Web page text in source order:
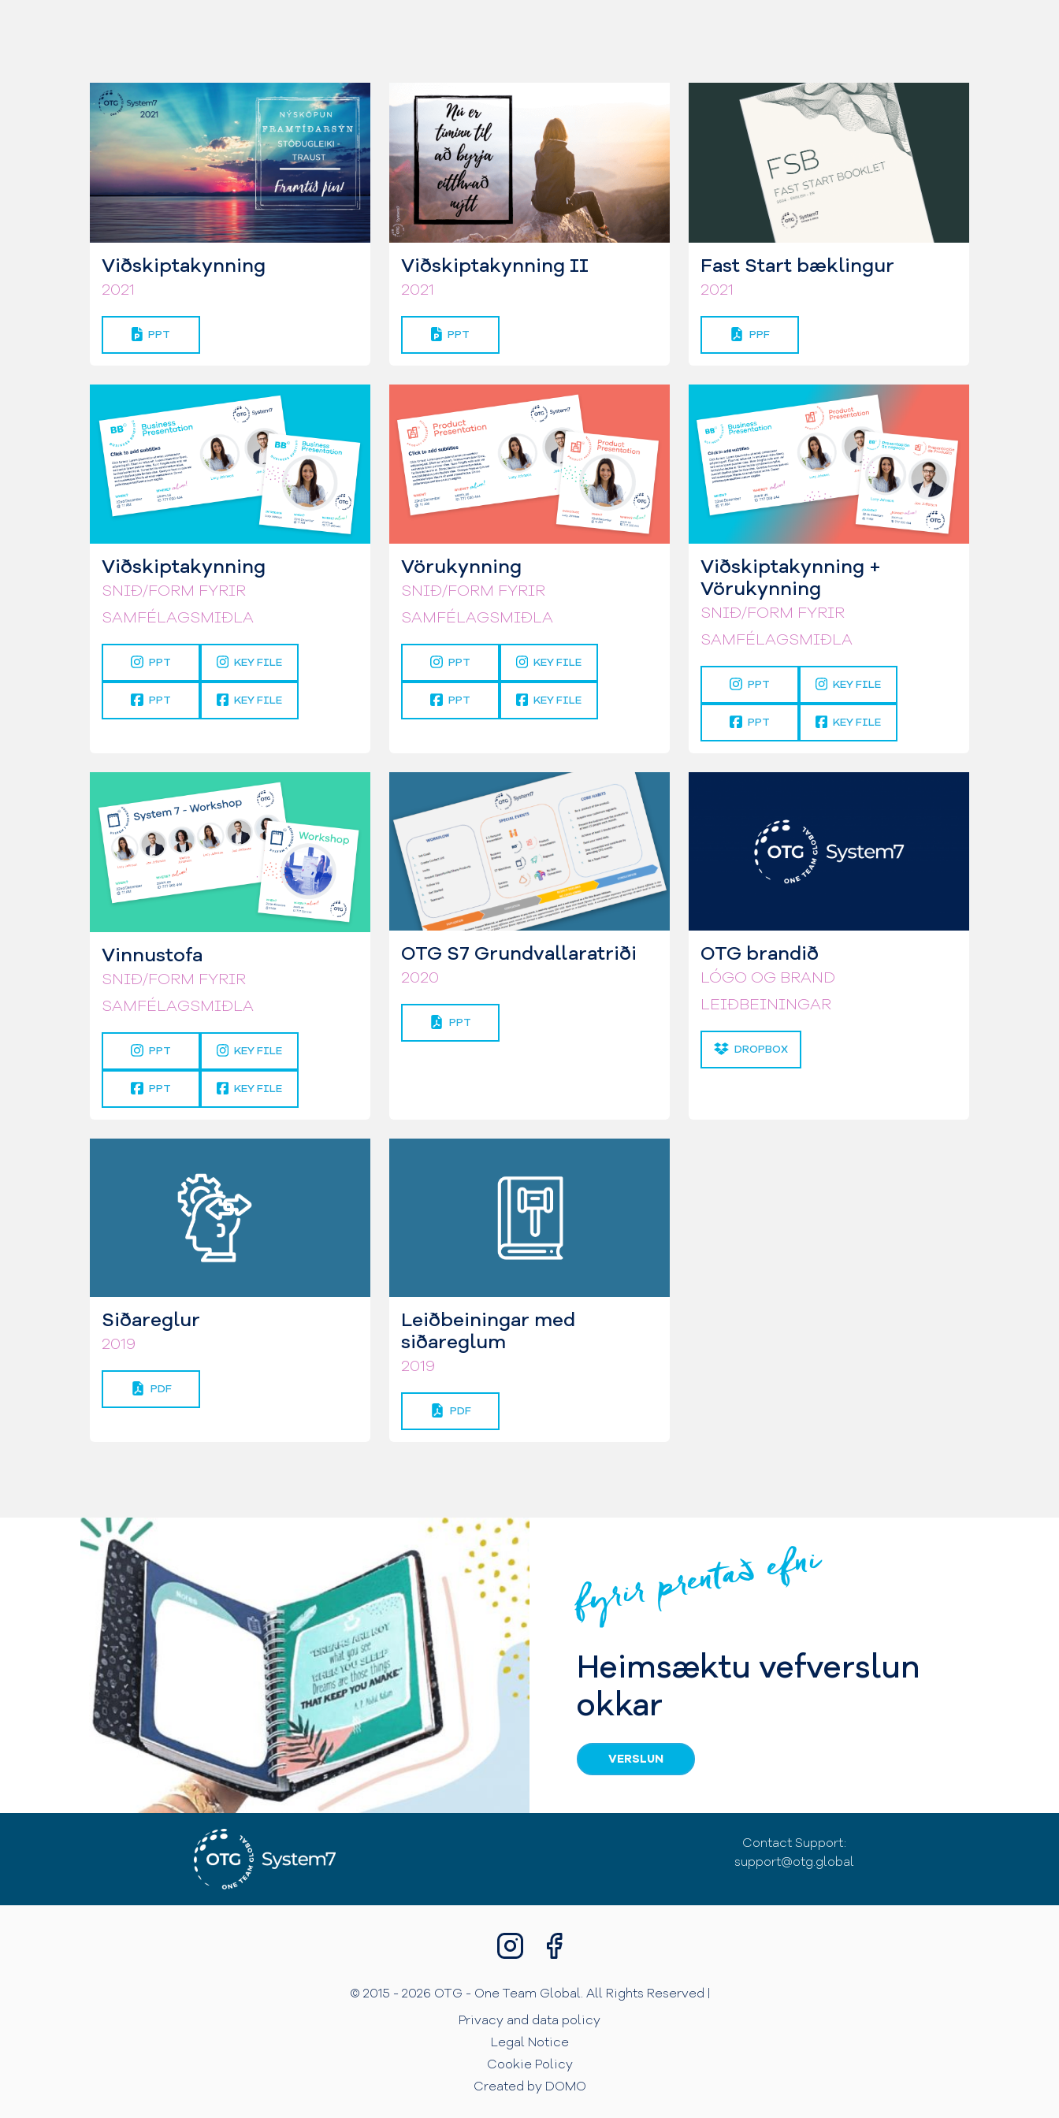
Viðskiptakynning
2021
PPT
Viðskiptakynning II
2021
PPT
Fast Start bæklingur
2021
PPF
Viðskiptakynning
SNIÐ/FORM FYRIR
SAMFÉLAGSMIÐLA
PPT KEY FILE
PPT KEY FILE
Vörukynning
SNIÐ/FORM FYRIR
SAMFÉLAGSMIÐLA
PPT KEY FILE
PPT KEY FILE
Viðskiptakynning +
Vörukynning
SNIÐ/FORM FYRIR
SAMFÉLAGSMIÐLA
PPT KEY FILE
PPT KEY FILE
Vinnustofa
SNIÐ/FORM FYRIR
SAMFÉLAGSMIÐLA
PPT KEY FILE
PPT KEY FILE
OTG S7 Grundvallaratriði
2020
PPT
OTG brandið
LÓGO OG BRAND
LEIÐBEININGAR
DROPBOX
Siðareglur
2019
PDF
Leiðbeiningar med
siðareglum
2019
PDF
fyrir prentað efni
Heimsæktu vefverslun
okkar
VERSLUN
Contact Support:
support@otg.global
© 2015 - 2026 OTG - One Team Global. All Rights Reserved |
Privacy and data policy
Legal Notice
Cookie Policy
Created by DOMO